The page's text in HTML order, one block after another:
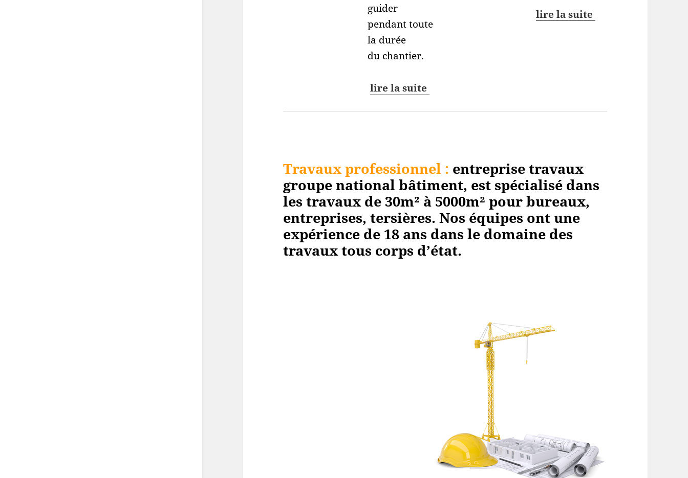
guider
pendant toute
la durée
du chantier.
lire la suite
lire la suite
Travaux professionnel : entreprise travaux
groupe national bâtiment, est spécialisé dans
les travaux de 30m² à 5000m² pour bureaux,
entreprises, tersières. Nos équipes ont une
expérience de 18 ans dans le domaine des
travaux tous corps d’état.